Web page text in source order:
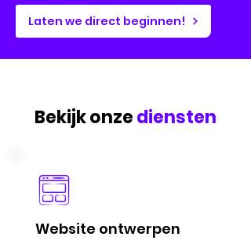
Laten we direct beginnen!
Bekijk onzediensten
Website ontwerpen